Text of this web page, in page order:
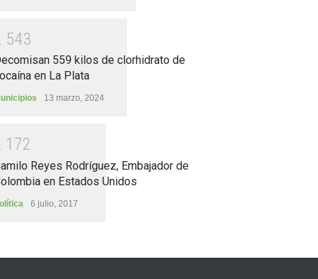
543
559 kilos de clorhidrato de
en La Plata
13 marzo, 2024
1 72
Reyes Rodríguez, Embajador de
en Estados Unidos
6 julio, 2017